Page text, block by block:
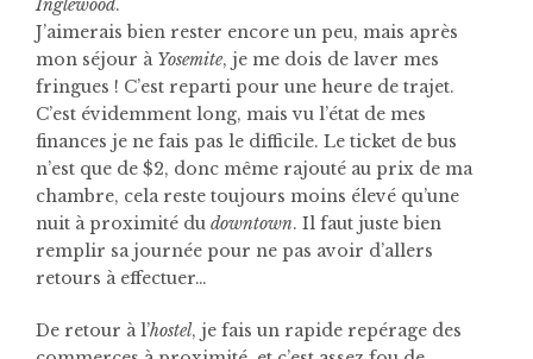
Inglewood.
J’aimerais bien rester encore un peu, mais après
mon séjour à Yosemite, je me dois de laver mes
fringues ! C’est reparti pour une heure de trajet.
C’est évidemment long, mais vu l’état de mes
finances je ne fais pas le difficile. Le ticket de bus
n’est que de $2, donc même rajouté au prix de ma
chambre, cela reste toujours moins élevé qu’une
nuit à proximité du downtown. Il faut juste bien
remplir sa journée pour ne pas avoir d’allers
retours à effectuer…
De retour à l’hostel, je fais un rapide repérage des